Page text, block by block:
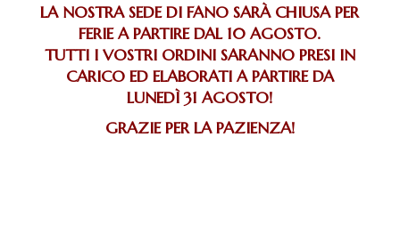
LA NOSTRA SEDE DI FANO SARÀ CHIUSA PER
FERIE A PARTIRE DAL 10 AGOSTO.
TUTTI I VOSTRI ORDINI SARANNO PRESI IN
CARICO ED ELABORATI A PARTIRE DA
LUNEDÌ 31 AGOSTO!
GRAZIE PER LA PAZIENZA!